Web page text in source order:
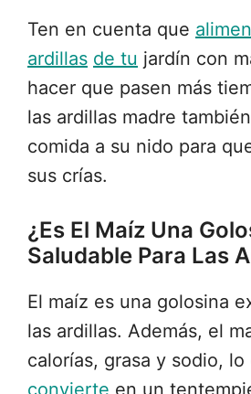
Ten en cuenta que
ardillas de tu jardín con
hacer que pasen más
las ardillas madre
comida a su nido para
sus crías.
¿Es El Maíz Una
Saludable Para Las
El maíz es una golosina
las ardillas. Además, el
calorías, grasa y sodio, lo